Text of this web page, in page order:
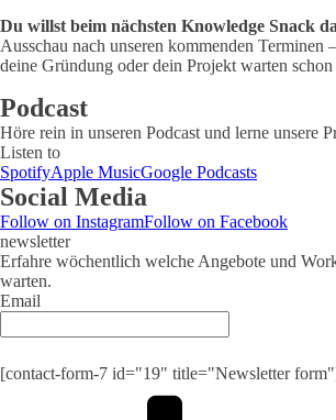
Du willst beim nächsten Knowledge Snack
Ausschau nach unseren kommenden Terminen
deine Gründung oder dein Projekt warten
Podcast
Höre rein in unseren Podcast und lerne unsere
Listen to
SpotifyApple MusicGoogle Podcasts
Social Media
Follow on InstagramFollow on Facebook
newsletter
Erfahre wöchentlich welche Angebote und
warten.
Email
[contact-form-7 id="19" title="Newsletter